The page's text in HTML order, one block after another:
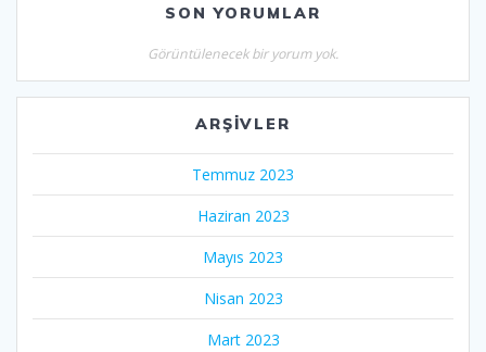
SON YORUMLAR
Görüntülenecek bir yorum yok.
ARŞIVLER
Temmuz 2023
Haziran 2023
Mayıs 2023
Nisan 2023
Mart 2023